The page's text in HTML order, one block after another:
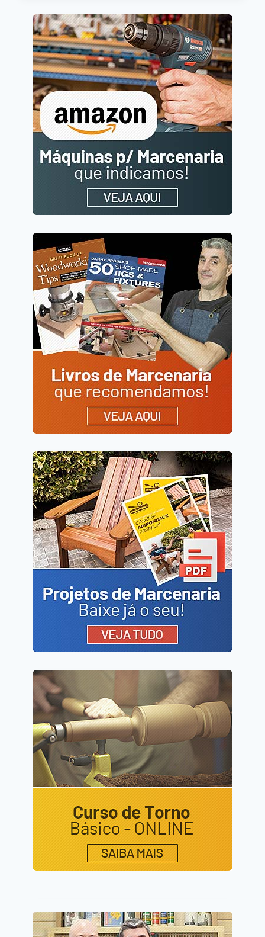
DE
MARCENEIRO